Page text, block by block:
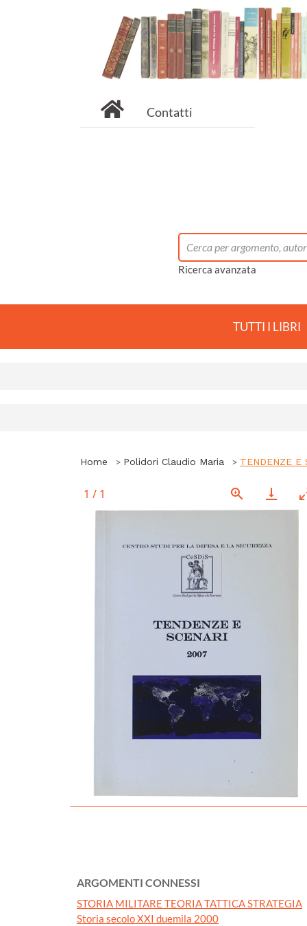
Contatti
Ricerca avanzata
TUTTI I LIBRI
Home Polidori Claudio Maria TENDENZE E
1 / 1
ARGOMENTI CONNESSI
STORIA MILITARE TEORIA TATTICA STRATEGIA
Storia secolo XXI duemila 2000